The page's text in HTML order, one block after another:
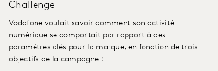
Challenge
Vodafone voulait savoir comment son activité
numérique se comportait par rapport à des
paramètres clés pour la marque, en fonction de trois
objectifs de la campagne :